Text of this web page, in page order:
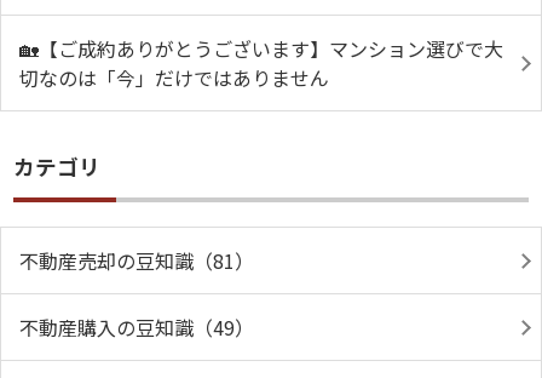
🏡【ご成約ありがとうございます】マンション選びで大
切なのは「今」だけではありません
カテゴリ
不動産売却の豆知識（81）
不動産購入の豆知識（49）